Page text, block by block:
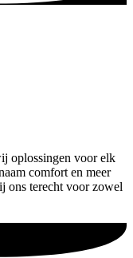
oplossingen voor elk
comfort en meer
ons terecht voor zowel